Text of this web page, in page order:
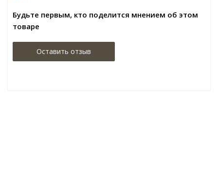
Будьте первым, кто поделится мнением об этом
товаре
Оставить отзыв